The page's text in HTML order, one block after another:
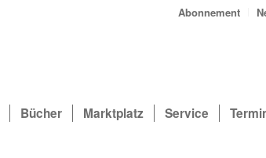
Abonnement
Bücher Marktplatz Service